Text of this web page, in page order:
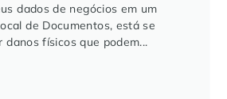
dados de negócios em um
de Documentos, está se
físicos que podem...